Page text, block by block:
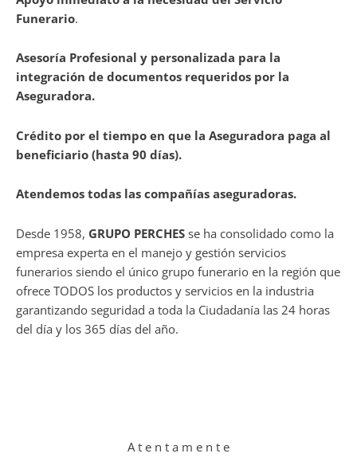
Funerario.
Asesoría Profesional y personalizada para la
integración de documentos requeridos por la
Aseguradora.
Crédito por el tiempo en que la Aseguradora paga al
beneficiario (hasta 90 días).
Atendemos todas las compañías aseguradoras.
Desde 1958, GRUPO PERCHES se ha consolidado como la
empresa experta en el manejo y gestión servicios
funerarios siendo el único grupo funerario en la región que
ofrece TODOS los productos y servicios en la industria
garantizando seguridad a toda la Ciudadanía las 24 horas
del día y los 365 días del año.
A t e n t a m e n t e